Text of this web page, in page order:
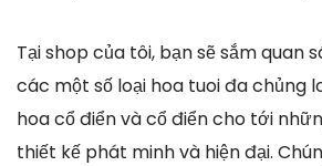
Tại shop của tôi, bạn sẽ sắm quan
các một số loại hoa tuoi đa chủng
hoa cổ điển và cổ điển cho tới
thiết kế phát minh và hiện đại.